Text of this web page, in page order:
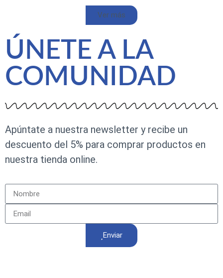
Ver más
ÚNETE A LA
COMUNIDAD
Apúntate a nuestra newsletter y recibe un
descuento del 5% para comprar productos en
nuestra tienda online.
Enviar